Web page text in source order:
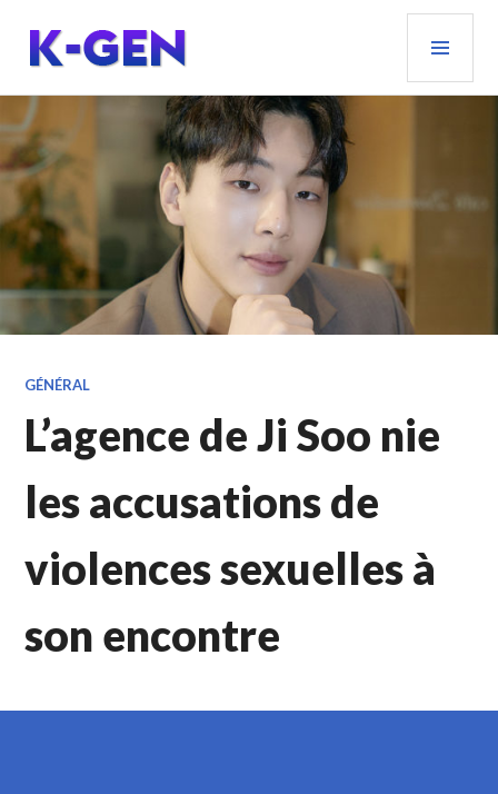
contenu
principal
K-GEN
GÉNÉRAL
L’agence de Ji Soo nie
les accusations de
violences sexuelles à
son encontre